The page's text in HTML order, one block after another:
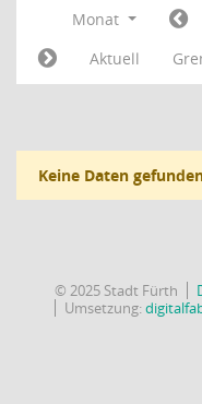
Monat
Aktuell
Keine Daten
© 2025 Stadt Fürth
Umsetzung: